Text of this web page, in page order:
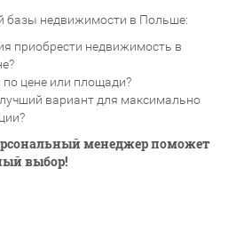
базы недвижимости в Польше:
приобрести недвижимость в
по цене или площади?
вариант для максимально
менеджер поможет
выбор!